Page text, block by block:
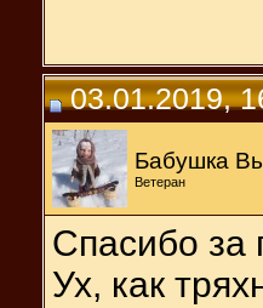
03.01.2019,
Бабушка
Ветеран
Спасибо за
Ух, как